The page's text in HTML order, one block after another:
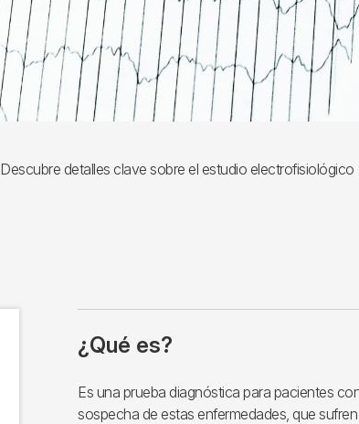
Descubre detalles clave sobre el estudio electrofisiológico
¿Qué es?
Es una prueba diagnóstica para pacientes
sospecha de estas enfermedades, que